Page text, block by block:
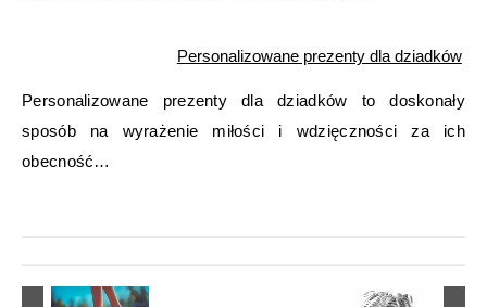
Personalizowane prezenty dla dziadków
Personalizowane prezenty dla dziadków to doskonały
sposób na wyrażenie miłości i wdzięczności za ich
obecność…